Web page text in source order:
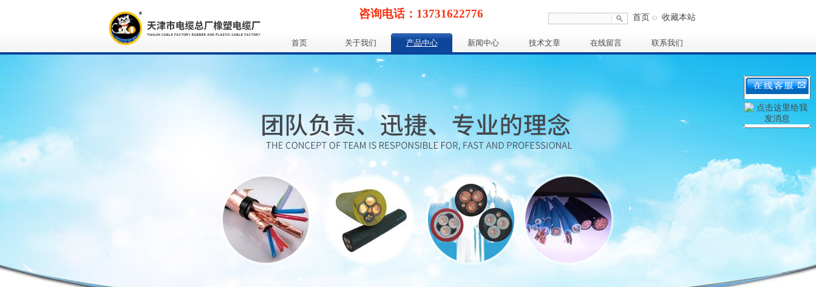
咨询电话：13731622776 首页 收藏本站
首页 关于我们 产品中心 新闻中心 技术文章 在线留言 联系我们